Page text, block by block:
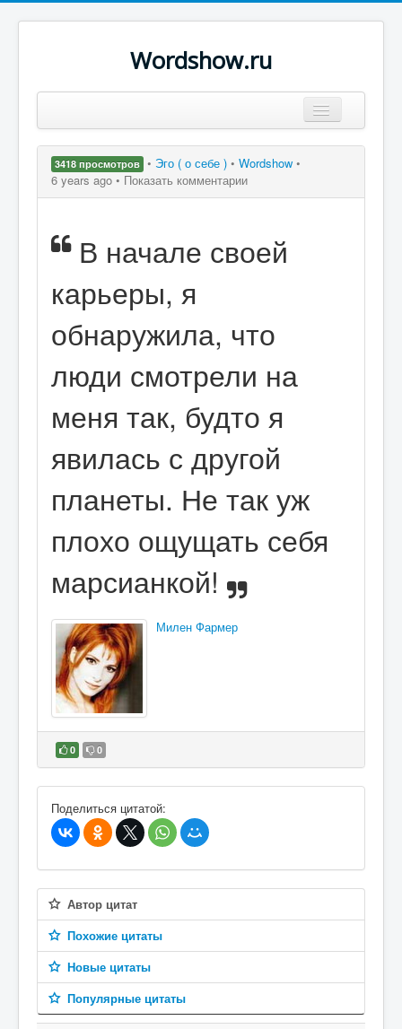
Wordshow.ru
Популярные цитаты
Поиск
3418 просмотров • Эго ( о себе ) • Wordshow •
6 years ago • Показать комментарии
В начале своей
карьеры, я
обнаружила, что
люди смотрели на
меня так, будто я
явилась с другой
планеты. Не так уж
плохо ощущать себя
марсианкой!
Милен Фармер
0 0
В избранное
Поделиться цитатой:
Автор цитат
Похожие цитаты
Новые цитаты
Популярные цитаты